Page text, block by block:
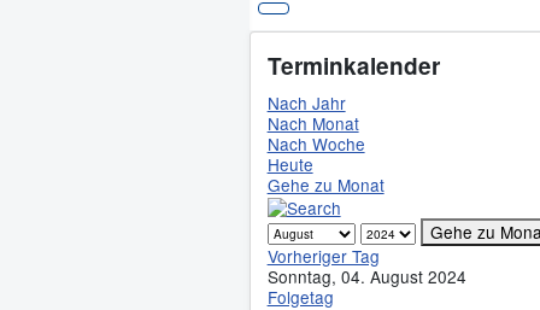
Terminkalender
Nach Jahr
Nach Monat
Nach Woche
Heute
Gehe zu Monat
Gehe zu
Vorheriger Tag
Sonntag, 04. August 2024
Folgetag